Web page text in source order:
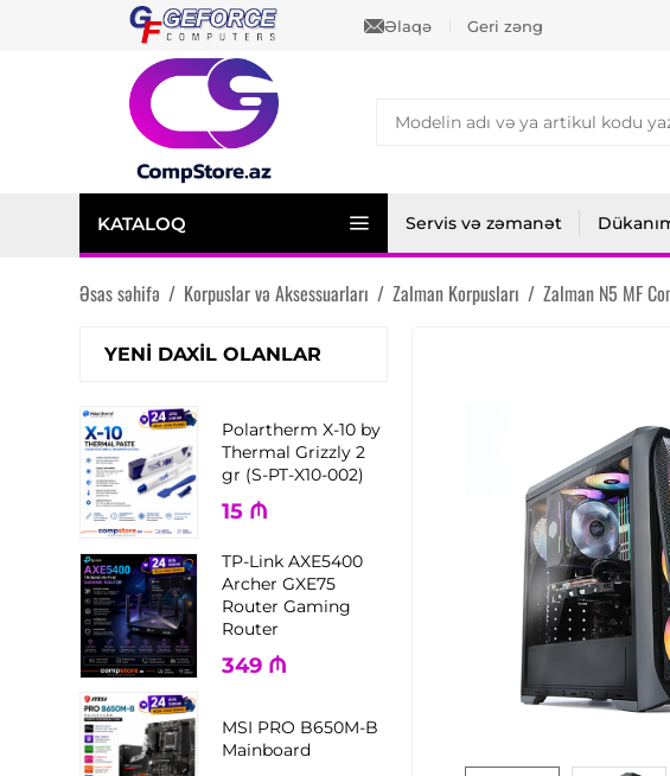
Əlaqə Geri zəng
KATALOQ Servis və zəmanət
Əsas səhifə / Korpuslar və Aksessuarları / Zalman Korpusları / Zalman N5 MF
YENI DAXIL OLANLAR
Polartherm X-10 by
Thermal Grizzly 2
gr (S-PT-X10-002)
15 ₼
TP-Link AXE5400
Archer GXE75
Router Gaming
Router
349 ₼
MSI PRO B650M-B
Mainboard